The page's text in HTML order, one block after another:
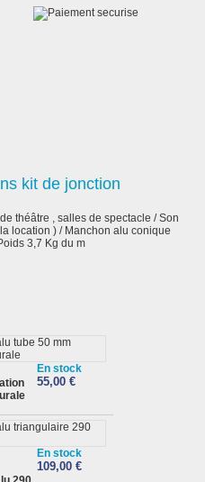
kit de jonction
théâtre , salles de spectacle / Son
location ) / Manchon alu conique
3,7 Kg du m
En stock
55,00 €
En stock
109,00 €